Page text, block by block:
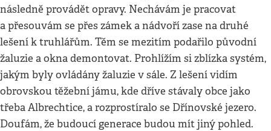
následně provádět opravy. Nechávám je pracovat
a přesouvám se přes zámek a nádvoří zase na druhé
lešení k truhlářům. Těm se mezitím podařilo původní
žaluzie a okna demontovat. Prohlížím si zblízka systém,
jakým byly ovládány žaluzie v sále. Z lešení vidím
obrovskou těžební jámu, kde dříve stávaly obce jako
třeba Albrechtice, a rozprostíralo se Dřínovské jezero.
Doufám, že budoucí generace budou mít jiný pohled.